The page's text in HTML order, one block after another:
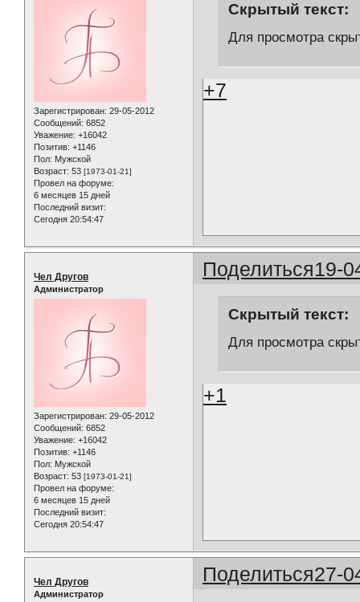
Зарегистрирован: 29-05-2012
Сообщений: 6852
Уважение: +16042
Позитив: +1146
Пол: Мужской
Возраст: 53 [1973-01-21]
Провел на форуме:
6 месяцев 15 дней
Последний визит:
Сегодня 20:54:47
Скрытый текст:
Для просмотра
+7
Поделиться19-
Чел Другов
Администратор
Зарегистрирован: 29-05-2012
Сообщений: 6852
Уважение: +16042
Позитив: +1146
Пол: Мужской
Возраст: 53 [1973-01-21]
Провел на форуме:
6 месяцев 15 дней
Последний визит:
Сегодня 20:54:47
Скрытый текст:
Для просмотра
+1
Поделиться27-
Чел Другов
Администратор